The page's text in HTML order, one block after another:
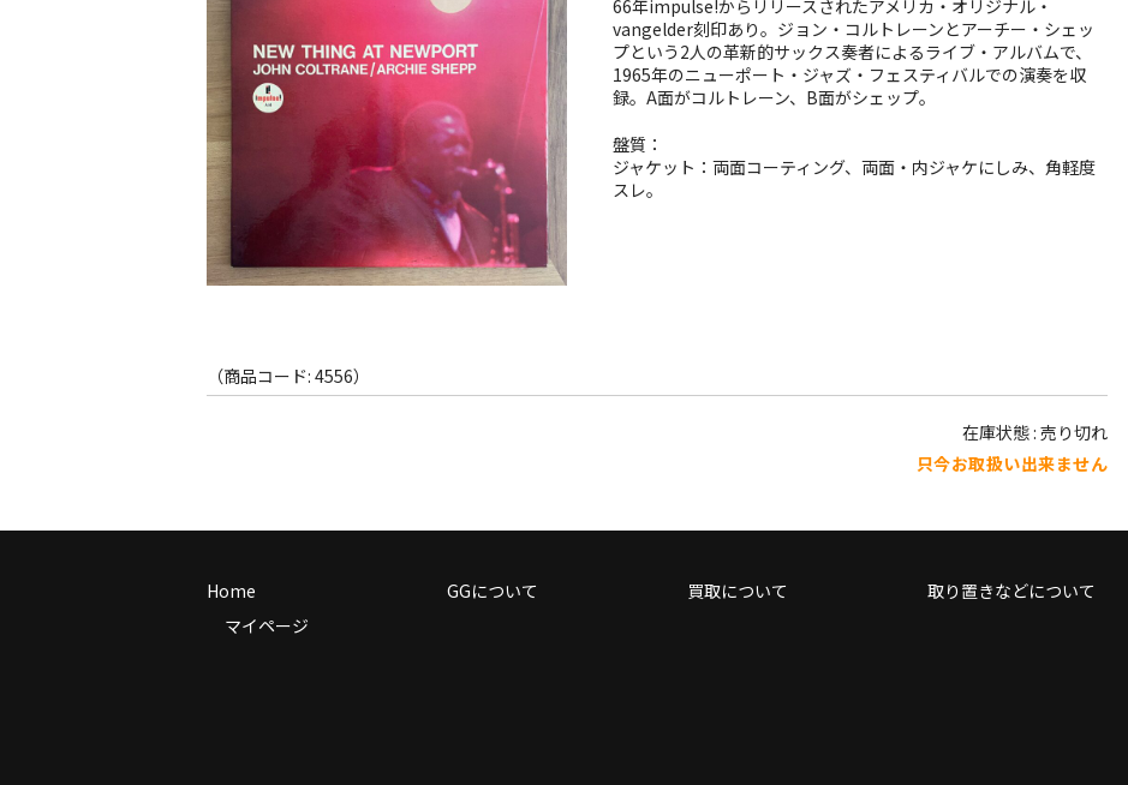
66年impulse!からリリースされたアメリカ・オリジナル・
vangelder刻印あり。ジョン・コルトレーンとアーチー・シェッ
プという2人の革新的サックス奏者によるライブ・アルバムで、
1965年のニューポート・ジャズ・フェスティバルでの演奏を収
録。A面がコルトレーン、B面がシェップ。
盤質：
ジャケット：両面コーティング、両面・内ジャケにしみ、角軽度
スレ。
（商品コード: 4556）
在庫状態 : 売り切れ
只今お取扱い出来ません
Home
マイページ
GGについて 買取について 取り置きなどについて